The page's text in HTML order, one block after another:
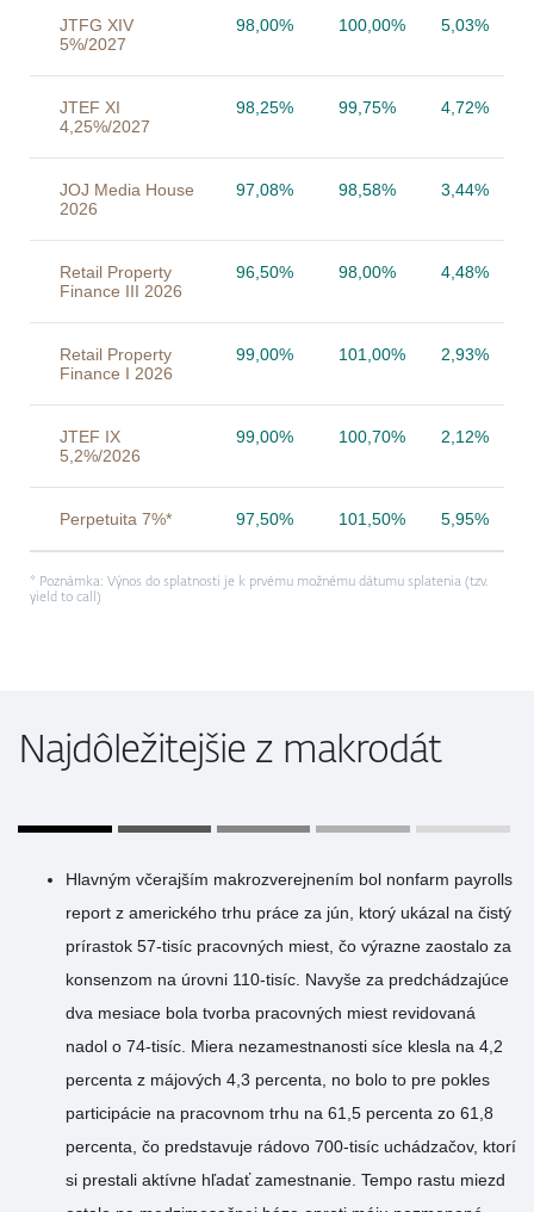
JTFG XIV
5%/2027
98,00% 100,00% 5,03%
JTEF XI
4,25%/2027
98,25% 99,75% 4,72%
JOJ Media House
2026
97,08% 98,58% 3,44%
Retail Property
Finance III 2026
96,50% 98,00% 4,48%
Retail Property
Finance I 2026
99,00% 101,00% 2,93%
JTEF IX
5,2%/2026
99,00% 100,70% 2,12%
Perpetuita 7%* 97,50% 101,50% 5,95%
* Poznámka: Výnos do splatnosti je k prvému možnému dátumu splatenia (tzv.
yield to call)
Najdôležitejšie z makrodát
Hlavným včerajším makrozverejnením bol nonfarm payrolls
report z amerického trhu práce za jún, ktorý ukázal na čistý
prírastok 57-tisíc pracovných miest, čo výrazne zaostalo za
konsenzom na úrovni 110-tisíc. Navyše za predchádzajúce
dva mesiace bola tvorba pracovných miest revidovaná
nadol o 74-tisíc. Miera nezamestnanosti síce klesla na 4,2
percenta z májových 4,3 percenta, no bolo to pre pokles
participácie na pracovnom trhu na 61,5 percenta zo 61,8
percenta, čo predstavuje rádovo 700-tisíc uchádzačov, ktorí
si prestali aktívne hľadať zamestnanie. Tempo rastu miezd